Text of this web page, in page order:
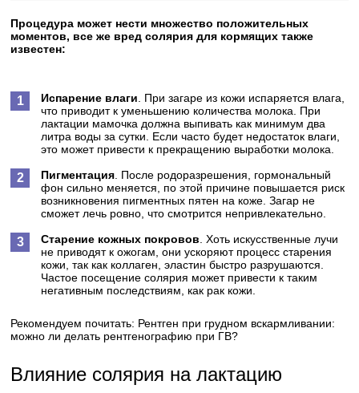
Процедура может нести множество положительных
моментов, все же вред солярия для кормящих также
известен:
Испарение влаги . При загаре из кожи испаряется влага,
что приводит к уменьшению количества молока. При
лактации мамочка должна выпивать как минимум два
литра воды за сутки. Если часто будет недостаток влаги,
это может привести к прекращению выработки молока.
Пигментация . После родоразрешения, гормональный
фон сильно меняется, по этой причине повышается риск
возникновения пигментных пятен на коже. Загар не
сможет лечь ровно, что смотрится непривлекательно.
Старение кожных покровов . Хоть искусственные лучи
не приводят к ожогам, они ускоряют процесс старения
кожи, так как коллаген, эластин быстро разрушаются.
Частое посещение солярия может привести к таким
негативным последствиям, как рак кожи.
Рекомендуем почитать: Рентген при грудном вскармливании:
можно ли делать рентгенографию при ГВ?
Влияние солярия на лактацию